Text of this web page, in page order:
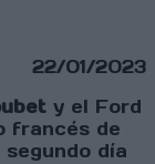
22/01/2023
y el Ford
francés de
día